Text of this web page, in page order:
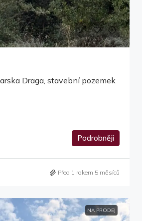
Draga, stavební pozemek
Podrobněji
Před 1 rokem 5 měsíců
NA PRODEJ